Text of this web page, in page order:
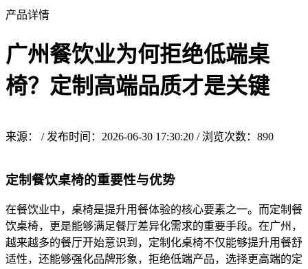
产品详情
广州餐饮业为何拒绝低端桌
椅？定制高端品质才是关键
来源： / 发布时间：2026-06-30 17:30:20 / 浏览次数： 890
定制餐饮桌椅的重要性与优势
在餐饮业中，桌椅是提升用餐体验的核心要素之一。而定制餐
饮桌椅，更是能够满足餐厅差异化需求的重要手段。在广州，
越来越多的餐厅开始意识到，定制化桌椅不仅能够提升用餐舒
适性，还能够强化品牌形象，拒绝低端产品，选择更高端的定